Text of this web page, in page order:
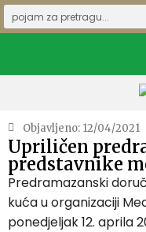
Objavljeno: 12/04/2021
Upriličen
predstavnike
Predramazanski
kuća u organizaciji
ponedjeljak 12. aprila